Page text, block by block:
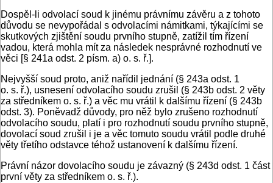
Dospěl-li odvolací soud k jinému právnímu závěru a z tohoto
důvodu se nevypořádal s odvolacími námitkami, týkajícími se
skutkových zjištění soudu prvního stupně, zatížil tím řízení
vadou, která mohla mít za následek nesprávné rozhodnutí ve
věci [§ 241a odst. 2 písm. a) o. s. ř.].
Nejvyšší soud proto, aniž nařídil jednání (§ 243a odst. 1
o. s. ř.), usnesení odvolacího soudu zrušil (§ 243b odst. 2 věty
za středníkem o. s. ř.) a věc mu vrátil k dalšímu řízení (§ 243b
odst. 3). Poněvadž důvody, pro něž bylo zrušeno rozhodnutí
odvolacího soudu, platí i pro rozhodnutí soudu prvního stupně,
dovolací soud zrušil i je a věc tomuto soudu vrátil podle druhé
věty třetího odstavce téhož ustanovení k dalšímu řízení.
Právní názor dovolacího soudu je závazný (§ 243d odst. 1 část
první věty za středníkem o. s. ř.).